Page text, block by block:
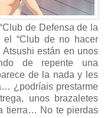
de Defensa de la
el “Club de no hacer
están en unos
de repente una
de la nada y les
¿podríais prestarme
unos brazaletes
tierra… No te pierdas